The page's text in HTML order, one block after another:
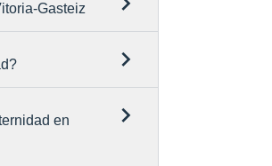
Gasteiz
en